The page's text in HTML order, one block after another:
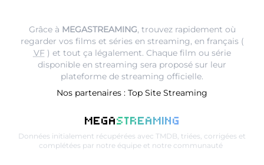
Grâce à MEGASTREAMING, trouvez rapidement où
regarder vos films et séries en streaming, en français (
VF) et tout ça légalement. Chaque film ou série
disponible en streaming sera proposé sur leur
plateforme de streaming officielle.
Nos partenaires : Top Site Streaming
MEGASTREAMING
Données initialement récupérées avec TMDB , triées, corrigées et
complétées par notre équipe et notre communauté